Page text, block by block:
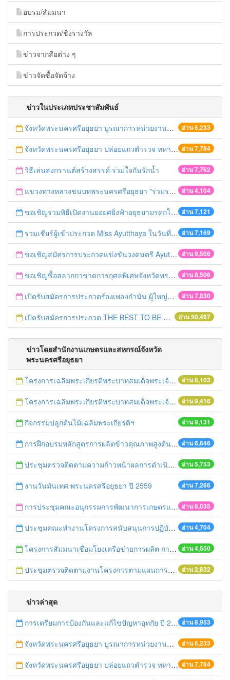
อบรม/สัมมนา
การประกวด/ชิงรางวัล
ข่าวจากสือต่าง ๆ
ข่าวจัดซื้อจัดจ้าง
ข่าวในประเภทประชาสัมพันธ์
อ่าน 6,233
จังหวัดพระนครศรีอยุธยา บูรณาการหน่วยงานที่เกี่ยวข้อง ลงพื้นที่จัดระเบียบและดำเนินมาตรการตามบทลงโทษสูงสุดกับผู้ประกอบการร้านค้าที่ยังฝ่าฝืนตั้งร้านค้ารุกล้ำเขตพื้นที่ทางหลวง เตรียมความปลอดภัยก่อนเทศกาลสงกรานต์
อ่าน 7,784
จังหวัดพระนครศรีอยุธยา ปล่อยแถวตำรวจ ทหาร ฝ่ายปกครอง กว่า 100 นาย ตรวจเข้มท่ารถสาธารณะ สถานีขนส่งรถโดยสาร วินรถตู้ และสถานีรถไฟ เตรียมรับมือเทศกาลสงกรานต์
อ่าน 7,762
วิธีเล่นสงกรานต์สร้างสรรค์ ร่วมใจกันรักน้ำ
อ่าน 4,104
แขวงทางหลวงชนบทพระนครศรีอยุธยา "ร่วมรณรงค์ ขับช้า เปิดไฟหน้า คาดเข็มขัด" เทศกาลสงกรานต์ ปี 2561
อ่าน 7,121
ขอเชิญร่วมพิธีเปิดงานยอยศยิ่งฟ้าอยุธยามรดกโลก
อ่าน 7,169
ร่วมเชียร์ผู้เข้าประกวด Miss Ayutthaya ในวันที่ 15 ธันวาคม 2560
อ่าน 9,506
ขอเชิญสมัครการประกวดแข่งขันวงดนตรี Ayutthaya battle of the bands
อ่าน 8,506
ขอเชิญซื้อสลากกาชาดการกุศลพิเศษจังหวัดพระนครศรีอยุธยา 2560
อ่าน 7,830
เปิดรับสมัครการประกวดร้องเพลงกำนัน ผู้ใหญ่บ้าน ฯลฯ
อ่าน 50,497
เปิดรับสมัครการประกวด THE BEST TO BE NUMBER ONE
ข่าวโดยสำนักงานเกษตรและสหกรณ์จังหวัด
พระนครศรีอยุธยา
อ่าน 6,103
โครงการเฉลิมพระเกียรติพระบาทสมเด็จพระเจ้าอยู่หัว เนื่องในโอกาสมหามงคลเสด็จเถลิงถวัลยราชสมบัติครบ 70 ปี ฯ
อ่าน 9,416
โครงการเฉลิมพระเกียรติพระบาทสมเด็จพระเจ้าอยู่หัว เนื่องในโอกาสมหามงคลเสด็จเถลิงถวัลยราชสมบัติครบ 70 ปี ฯ
อ่าน 9,131
กิจกรรมปลูกต้นไม้เฉลิมพระเกียรติฯ
อ่าน 6,646
การฝึกอบรมหลักสูตรการผลิตข้าวคุณภาพสูงต้นทุนต่ำ ปี 2559
อ่าน 5,753
ประชุมตรวจติดตามความก้าวหน้าผลการดำเนินงานขับเคลื่อนนโยบายของกระทรวงเกษตรและสหกรณ์แบบเบ็ดเสร็จ
อ่าน 7,266
งานวันมันเทศ พระนครศรีอยุธยา ปี 2559
อ่าน 6,035
การประชุมคณะอนุกรรมการพัฒนาการเกษตรและสหกรณ์จังหวัดพระนครศรีอยุธยา
อ่าน 4,704
ประชุมคณะทำงานโครงการสนับสนุนการปฏิบัติงานเฝ้าระวังและควบคุมมาตรฐานสินค้าเกษตรระดับจังหวัด
อ่าน 4,550
โครงการสัมมนาเชื่อมโยงเครือข่ายการผลิต การตลาดสินค้าเกษตรและอาหารปลอดภัย
อ่าน 2,832
ประชุมตรวจติดตามงานโครงการตามแผนการตรวจของผู้ตรวจราชการกระทรวงเกษตรและสหกรณ์ เขต 1
ข่าวล่าสุด
อ่าน 8,953
การเตรียมการป้องกันและแก้ไขปัญหาอุทกัย ปี 2561
อ่าน 6,233
จังหวัดพระนครศรีอยุธยา บูรณาการหน่วยงานที่เกี่ยวข้อง ลงพื้นที่จัดระเบียบและดำเนินมาตรการตามบทลงโทษสูงสุดกับผู้ประกอบการร้านค้าที่ยังฝ่าฝืนตั้งร้านค้ารุกล้ำเขตพื้นที่ทางหลวง เตรียมความปลอดภัยก่อนเทศกาลสงกรานต์
อ่าน 7,784
จังหวัดพระนครศรีอยุธยา ปล่อยแถวตำรวจ ทหาร ฝ่ายปกครอง กว่า 100 นาย ตรวจเข้มท่ารถสาธารณะ สถานีขนส่งรถโดยสาร วินรถตู้ และสถานีรถไฟ เตรียมรับมือเทศกาลสงกรานต์